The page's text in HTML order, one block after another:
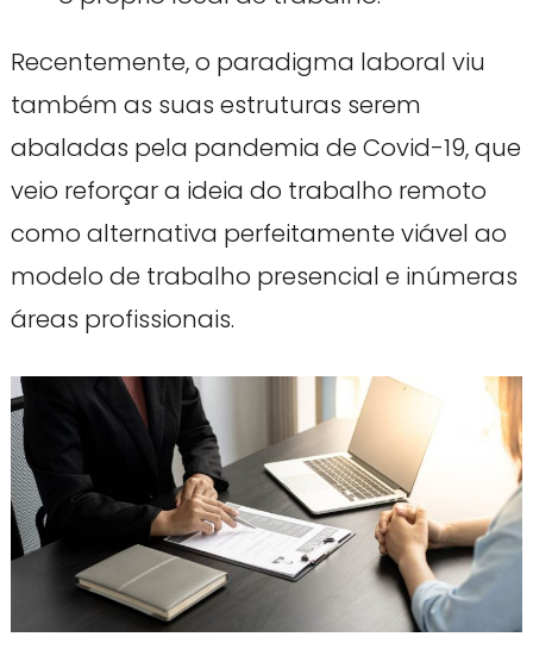
Recentemente, o paradigma laboral viu
também as suas estruturas serem
abaladas pela pandemia de Covid-19, que
veio reforçar a ideia do trabalho remoto
como alternativa perfeitamente viável ao
modelo de trabalho presencial e inúmeras
áreas profissionais.